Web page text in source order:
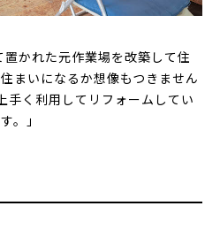
置かれた元作業場を改築して住
まいになるか想像もつきません
手く利用してリフォームしてい
。」